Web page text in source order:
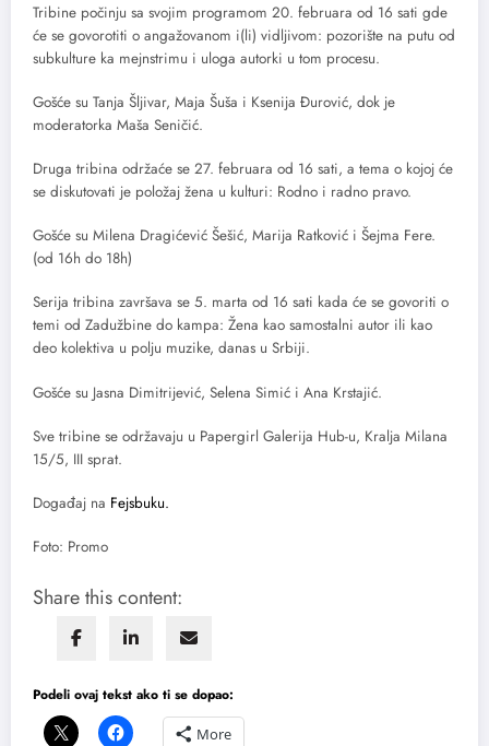
Tribine počinju sa svojim programom 20. februara od 16 sati gde
će se govorotiti o angažovanom i(li) vidljivom: pozorište na putu od
subkulture ka mejnstrimu i uloga autorki u tom procesu.
Gošće su Tanja Šljivar, Maja Šuša i Ksenija Đurović, dok je
moderatorka Maša Seničić.
Druga tribina održaće se 27. februara od 16 sati, a tema o kojoj će
se diskutovati je položaj žena u kulturi: Rodno i radno pravo.
Gošće su Milena Dragićević Šešić, Marija Ratković i Šejma Fere.
(od 16h do 18h)
Serija tribina završava se 5. marta od 16 sati kada će se govoriti o
temi od Zadužbine do kampa: Žena kao samostalni autor ili kao
deo kolektiva u polju muzike, danas u Srbiji.
Gošće su Jasna Dimitrijević, Selena Simić i Ana Krstajić.
Sve tribine se održavaju u Papergirl Galerija Hub-u, Kralja Milana
15/5, III sprat.
Događaj na Fejsbuku.
Foto: Promo
Share this content:
Podeli ovaj tekst ako ti se dopao:
More